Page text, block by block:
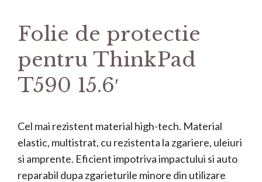
Folie de protectie
pentru ThinkPad
T590 15.6′
Cel mai rezistent material high-tech. Material
elastic, multistrat, cu rezistenta la zgariere, uleiuri
si amprente. Eficient impotriva impactului si auto
reparabil dupa zgarieturile minore din utilizare